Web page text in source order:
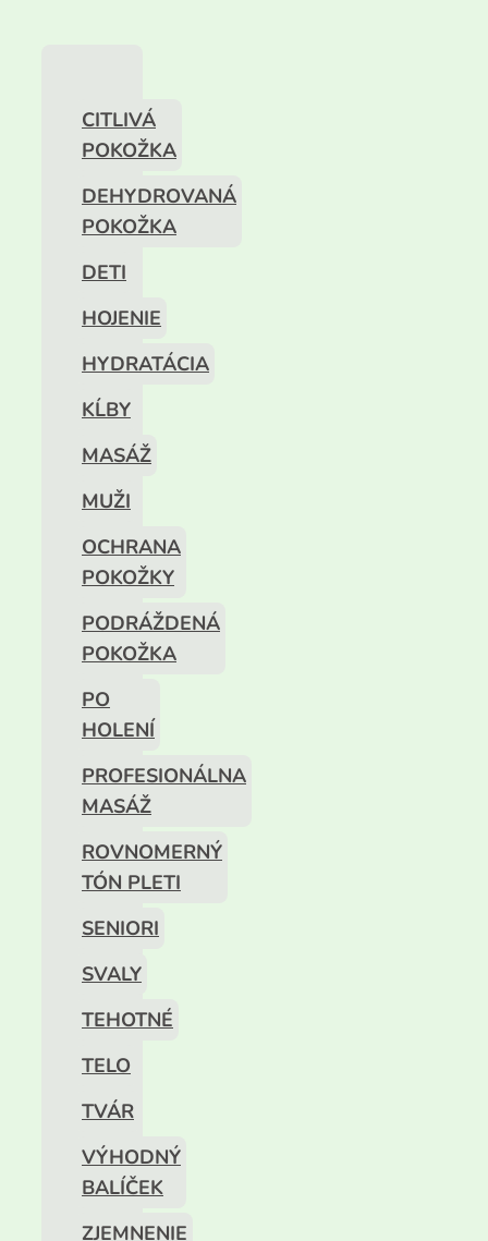
CITLIVÁ
POKOŽKA
DEHYDROVANÁ
POKOŽKA
DETI
HOJENIE
HYDRATÁCIA
KĹBY
MASÁŽ
MUŽI
OCHRANA
POKOŽKY
PODRÁŽDENÁ
POKOŽKA
PO
HOLENÍ
PROFESIONÁLNA
MASÁŽ
ROVNOMERNÝ
TÓN PLETI
SENIORI
SVALY
TEHOTNÉ
TELO
TVÁR
VÝHODNÝ
BALÍČEK
ZJEMNENIE